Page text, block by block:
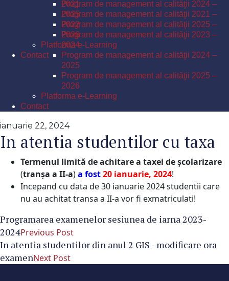
Program de management al calităţii 2024 –
2025
Program de management al calităţii 2025 –
2026
Platforma e-Learning
Contact
2021
Program de management al calităţii 2021 –
2022
Program de management al calităţii 2023 –
2024
Program de management al calităţii 2024 –
2025
Program de management al calităţii 2025 –
2026
Platforma e-Learning
Contact
ianuarie 22, 2024
In atentia studentilor cu taxa
Termenul limită de achitare a taxei de școlarizare
(tranșa a II-a)a fost20 ianuarie, 2024!
Incepand cu data de 30 ianuarie 2024 studentii care
nu au achitat transa a II-a vor fi exmatriculati!
Programarea examenelor sesiunea de iarna 2023-
2024Previous Post
In atentia studentilor din anul 2 GIS - modificare ora
examenNext Post